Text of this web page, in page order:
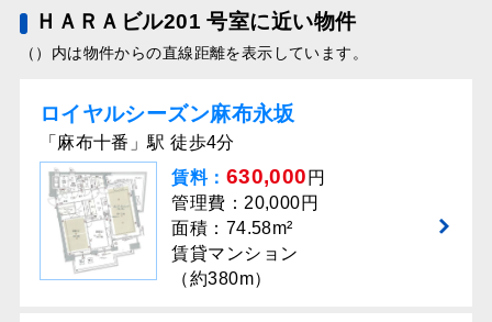
ＨＡＲＡビル201 号室に近い物件
（）内は物件からの直線距離を表示しています。
ロイヤルシーズン⿇布永坂
「麻布十番」駅 徒歩4分
賃料： 630,000 円
管理費：20,000円
面積：74.58m²
賃貸マンション
（約380m）